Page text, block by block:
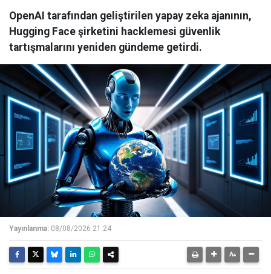
OpenAI tarafından geliştirilen yapay zeka ajanının,
Hugging Face şirketini hacklemesi güvenlik
tartışmalarını yeniden gündeme getirdi.
Yayınlanma: 08/08/2026 21:24